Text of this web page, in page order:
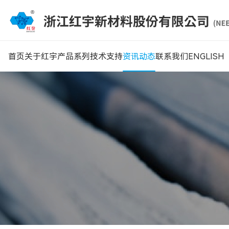
首页关于红宇产品系列 技术支持资讯动态联系我们ENGLISH